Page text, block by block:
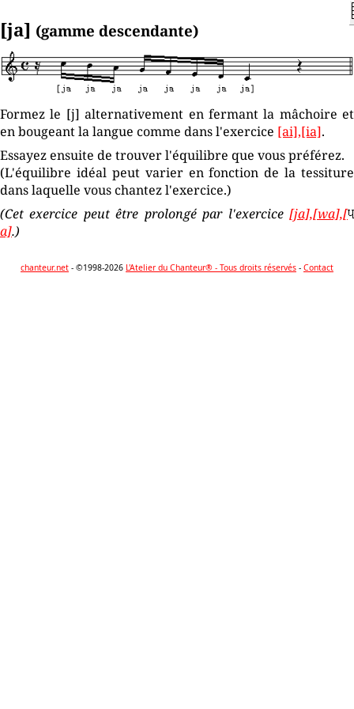
[ja] (gamme descendante)
Formez le [j] alternativement en fermant la mâchoire et
en bougeant la langue comme dans l'exercice [ai],[ia].
Essayez ensuite de trouver l'équilibre que vous préférez.
(L'équilibre idéal peut varier en fonction de la tessiture
dans laquelle vous chantez l'exercice.)
(Cet exercice peut être prolongé par l'exercice [ja],[wa],[
a].)
chanteur.net - ©1998-2026 L'Atelier du Chanteur® - Tous droits réservés - Contact